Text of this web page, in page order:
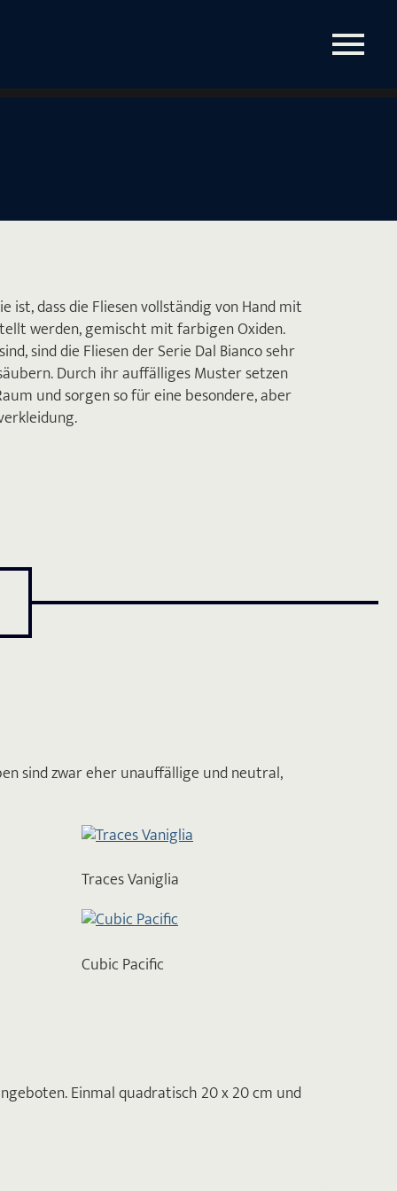
ist, dass die Fliesen vollständig von Hand mit
werden, gemischt mit farbigen Oxiden.
sind die Fliesen der Serie Dal Bianco sehr
Durch ihr auffälliges Muster setzen
und sorgen so für eine besondere, aber
sind zwar eher unauffällige und neutral,
Traces Vaniglia
Cubic Pacific
Einmal quadratisch 20 x 20 cm und